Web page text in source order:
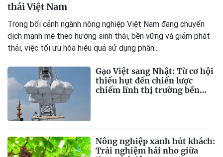
thái Việt Nam
Trong bối cảnh ngành nông nghiệp Việt Nam đang chuyển
dịch mạnh mẽ theo hướng sinh thái, bền vững và giảm phát
thải, việc tối ưu hóa hiệu quả sử dụng phân...
Gạo Việt sang Nhật: Từ cơ hội
thiếu hụt đến chiến lược
chiếm lĩnh thị trường bền
Nông nghiệp xanh hút khách:
Trải nghiệm hái nho giữa